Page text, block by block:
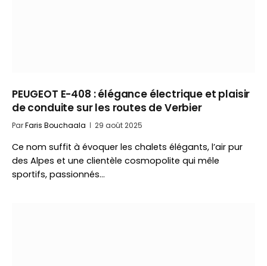
PEUGEOT E-408 : élégance électrique et plaisir
de conduite sur les routes de Verbier
ParFaris Bouchaala 29 août 2025
Ce nom suffit à évoquer les chalets élégants, l’air pur
des Alpes et une clientèle cosmopolite qui mêle
sportifs, passionnés…